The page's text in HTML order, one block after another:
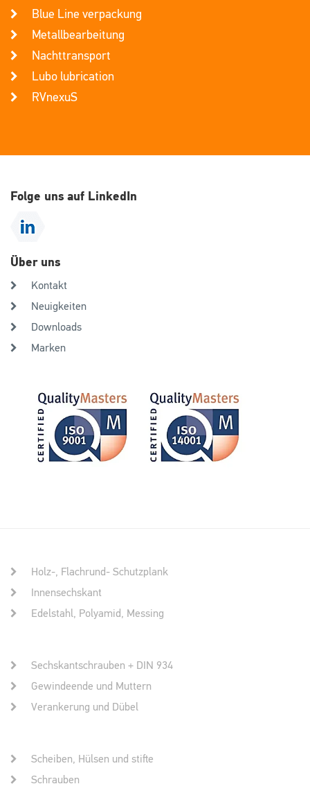
Blue Line verpackung
Metallbearbeitung
Nachttransport
Lubo lubrication
RVnexuS
Folge uns auf LinkedIn
Über uns
Kontakt
Neuigkeiten
Downloads
Marken
Holz-, Flachrund- Schutzplank
Innensechskant
Edelstahl, Polyamid, Messing
Sechskantschrauben + DIN 934
Gewindeende und Muttern
Verankerung und Dübel
Scheiben, Hülsen und stifte
Schrauben